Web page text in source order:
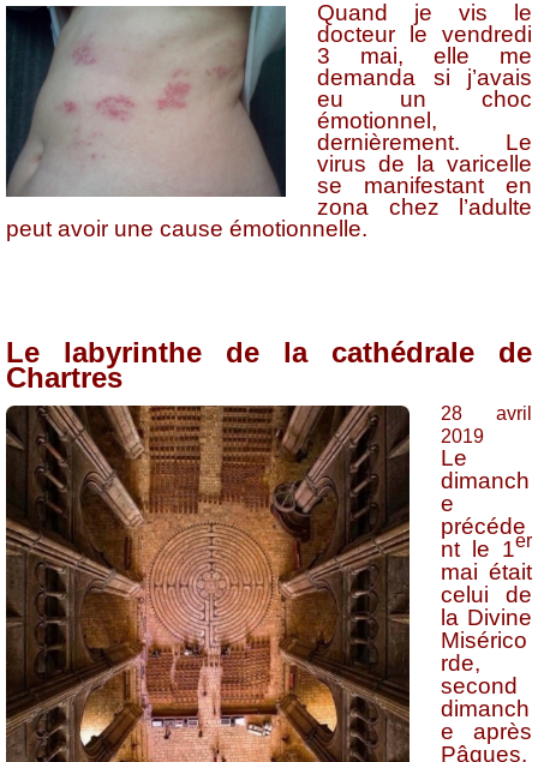
Quand je vis le
docteur le vendredi
3 mai, elle me
demanda si j’avais
eu un choc
émotionnel,
dernièrement. Le
virus de la varicelle
se manifestant en
zona chez l’adulte
peut avoir une cause émotionnelle.
Le labyrinthe de la cathédrale de
Chartres
28 avril
2019
Le
dimanch
e
précéde
nt le 1er
mai était
celui de
la Divine
Misérico
rde,
second
dimanch
e après
Pâques.